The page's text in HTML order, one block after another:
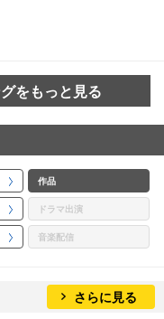
をもっと見る
作品
ドラマ出演
音楽配信
さらに見る